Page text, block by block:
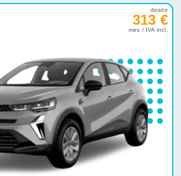
desde
313 €
mes / IVA incl.